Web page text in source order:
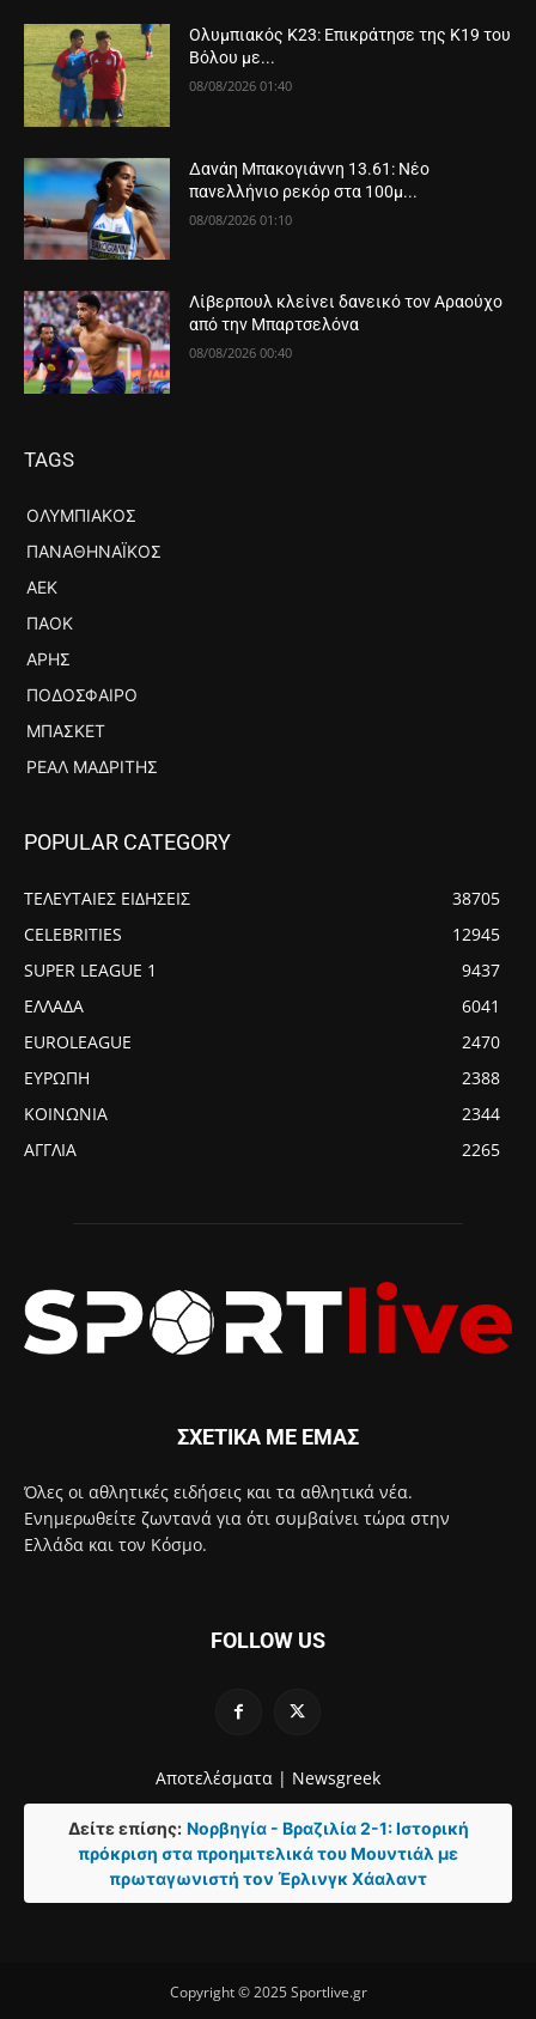
Ολυμπιακός Κ23: Επικράτησε της Κ19 του
Βόλου με...
08/08/2026 01:40
Δανάη Μπακογιάννη 13.61: Νέο
πανελλήνιο ρεκόρ στα 100μ...
08/08/2026 01:10
Λίβερπουλ κλείνει δανεικό τον Αραούχο
από την Μπαρτσελόνα
08/08/2026 00:40
TAGS
ΟΛΥΜΠΙΑΚΌΣ
ΠΑΝΑΘΗΝΑΪΚΌΣ
ΑΕΚ
ΠΑΟΚ
ΆΡΗΣ
ΠΟΔΌΣΦΑΙΡΟ
ΜΠΆΣΚΕΤ
ΡΕΆΛ ΜΑΔΡΊΤΗΣ
POPULAR CATEGORY
ΤΕΛΕΥΤΑΙΕΣ ΕΙΔΗΣΕΙΣ
38705
CELEBRITIES
12945
SUPER LEAGUE 1
9437
ΕΛΛΑΔΑ
6041
EUROLEAGUE
2470
ΕΥΡΩΠΗ
2388
ΚΟΙΝΩΝΙΑ
2344
ΑΓΓΛΙΑ
2265
ΣΧΕΤΙΚΑ ΜΕ ΕΜΑΣ
Όλες οι αθλητικές ειδήσεις και τα αθλητικά νέα.
Ενημερωθείτε ζωντανά για ότι συμβαίνει τώρα στην
Ελλάδα και τον Κόσμο.
FOLLOW US
Αποτελέσματα | Newsgreek
Δείτε επίσης: Νορβηγία - Βραζιλία 2-1: Ιστορική
πρόκριση στα προημιτελικά του Μουντιάλ με
πρωταγωνιστή τον Έρλινγκ Χάαλαντ
Copyright © 2025 Sportlive.gr